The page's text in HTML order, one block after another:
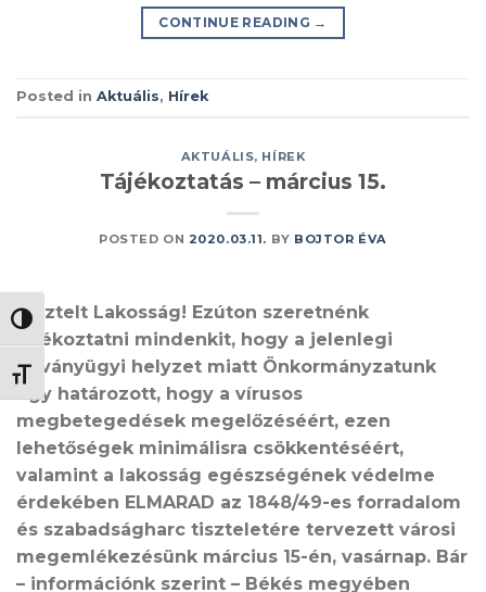
NAGY KONTRASZT VÁLTÁSA
BETŰMÉRET VÁLTÁSA
CONTINUE READING →
Posted in Aktuális, Hírek
AKTUÁLIS, HÍREK
Tájékoztatás – március 15.
POSTED ON 2020.03.11. BY BOJTOR ÉVA
Tisztelt Lakosság! Ezúton szeretnénk
tájékoztatni mindenkit, hogy a jelenlegi
járványügyi helyzet miatt Önkormányzatunk
úgy határozott, hogy a vírusos
megbetegedések megelőzéséért, ezen
lehetőségek minimálisra csökkentéséért,
valamint a lakosság egészségének védelme
érdekében ELMARAD az 1848/49-es forradalom
és szabadságharc tiszteletére tervezett városi
megemlékezésünk március 15-én, vasárnap. Bár
– információnk szerint – Békés megyében